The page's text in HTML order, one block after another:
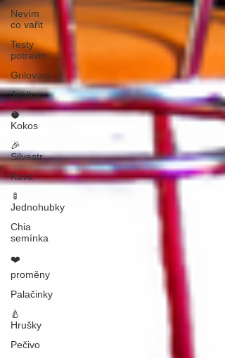
Nevím
co vařit
Testy
potravin
Grilování
Jablka
🥥
Kokos
🎉
Silvestr
Káva
🍢
Jednohubky
Chia
semínka
❤️
proměny
Palačinky
🍐
Hrušky
Pečivo